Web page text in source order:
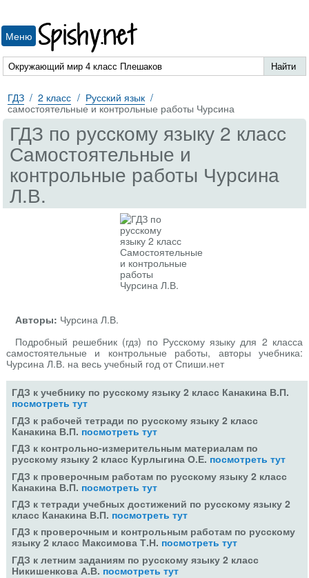
Меню Spishy.net
ГДЗ 2 класс
Русский язык
самостоятельные и контрольные работы Чурсина
ГДЗ по русскому языку 2 класс
Самостоятельные и
контрольные работы Чурсина
Л.В.
Авторы: Чурсина Л.В.
Подробный решебник (гдз) по Русскому языку для 2 класса
самостоятельные и контрольные работы, авторы учебника:
Чурсина Л.В. на весь учебный год от Спиши.нет
ГДЗ к учебнику по русскому языку 2 класс Канакина В.П.
посмотреть тут
ГДЗ к рабочей тетради по русскому языку 2 класс
Канакина В.П. посмотреть тут
ГДЗ к контрольно-измерительным материалам по
русскому языку 2 класс Курлыгина О.Е. посмотреть тут
ГДЗ к проверочным работам по русскому языку 2 класс
Канакина В.П. посмотреть тут
ГДЗ к тетради учебных достижений по русскому языку 2
класс Канакина В.П. посмотреть тут
ГДЗ к проверочным и контрольным работам по русскому
языку 2 класс Максимова Т.Н. посмотреть тут
ГДЗ к летним заданиям по русскому языку 2 класс
Никишенкова А.В. посмотреть тут